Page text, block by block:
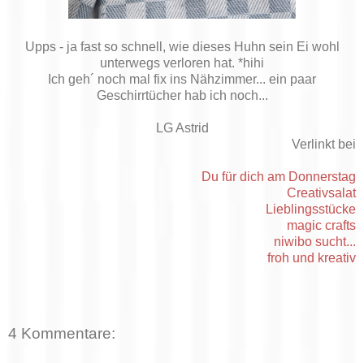
Upps - ja fast so schnell, wie dieses Huhn sein Ei wohl
unterwegs verloren hat. *hihi
Ich geh´ noch mal fix ins Nähzimmer... ein paar
Geschirrtücher hab ich noch...
LG Astrid
Verlinkt bei
Du für dich am Donnerstag
Creativsalat
Lieblingsstücke
magic crafts
niwibo sucht...
froh und kreativ
4 Kommentare: